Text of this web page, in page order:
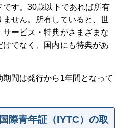
す。30歳以下であれば所有
せん。所有していると、世
ービス・特典がさまざまな
でなく、国内にも特典があ
間は発行から1年間となって
際青年証（IYTC）の取